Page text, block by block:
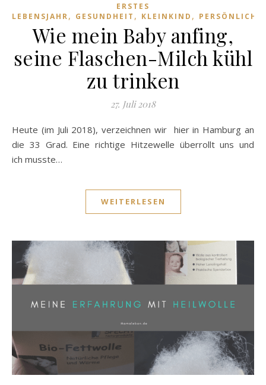
ERSTES
LEBENSJAHR, GESUNDHEIT , KLEINKIND ,
Wie mein Baby anfing,
seine Flaschen-Milch kühl
zu trinken
27. Juli 2018
Heute (im Juli 2018), verzeichnen wir hier in Hamburg an
die 33 Grad. Eine richtige Hitzewelle überrollt uns und
ich musste…
WEITERLESEN